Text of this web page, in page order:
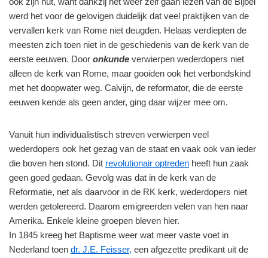
werd het voor de gelovigen duidelijk dat veel praktijken van de
vervallen kerk van Rome niet deugden. Helaas verdiepten de
meesten zich toen niet in de geschiedenis van de kerk van de
eerste eeuwen. Door onkunde verwierpen wederdopers niet
alleen de kerk van Rome, maar gooiden ook het verbondskind
met het doopwater weg. Calvijn, de reformator, die de eerste
eeuwen kende als geen ander, ging daar wijzer mee om.
Vanuit hun individualistisch streven verwierpen veel
wederdopers ook het gezag van de staat en vaak ook van ieder
die boven hen stond. Dit revolutionair optreden heeft hun zaak
geen goed gedaan. Gevolg was dat in de kerk van de
Reformatie, net als daarvoor in de RK kerk, wederdopers niet
werden getolereerd. Daarom emigreerden velen van hen naar
Amerika. Enkele kleine groepen bleven hier.
In 1845 kreeg het Baptisme weer wat meer vaste voet in
Nederland toen dr. J.E. Feisser, een afgezette predikant uit de